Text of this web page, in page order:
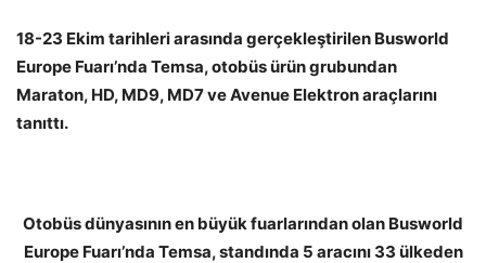
18-23 Ekim tarihleri arasında gerçekleştirilen Busworld
Europe Fuarı’nda Temsa, otobüs ürün grubundan
Maraton, HD, MD9, MD7 ve Avenue Elektron araçlarını
tanıttı.
Otobüs dünyasının en büyük fuarlarından olan Busworld
Europe Fuarı’nda Temsa, standında 5 aracını 33 ülkeden